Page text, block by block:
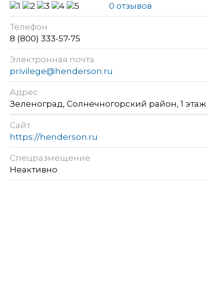
0 отзывов
Телефон
8 (800) 333-57-75
Электронная почта
privilege@henderson.ru
Адрес
Зеленоград, Солнечногорский район, 1 этаж
Сайт
https://henderson.ru
Спецразмещение
Неактивно